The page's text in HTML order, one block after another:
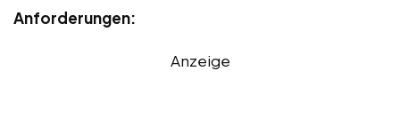
Anforderungen:
Anzeige